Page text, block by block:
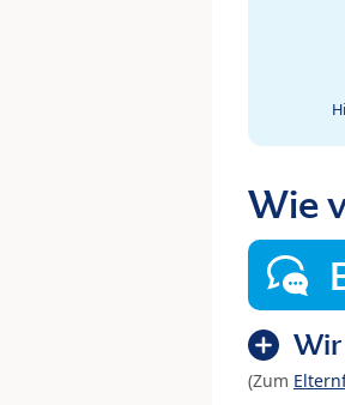
Wie
(Zum